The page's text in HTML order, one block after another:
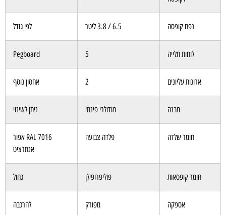
נפח קופסה לפי גודל
לוחות תלייה Pegboard
ארונות עליונים אחסון נוסף
מודולרי פינתי ניתן לשינוי
חומר שלדה פלדה צבועה
RAL 7016 אפור
אנתרציט
חומר קופסאות פוליפרופילן
אספקה מפורק להרכבה